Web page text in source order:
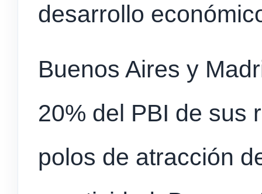
desarrollo
Buenos Aires y
20% del PBI de sus
polos de atracción